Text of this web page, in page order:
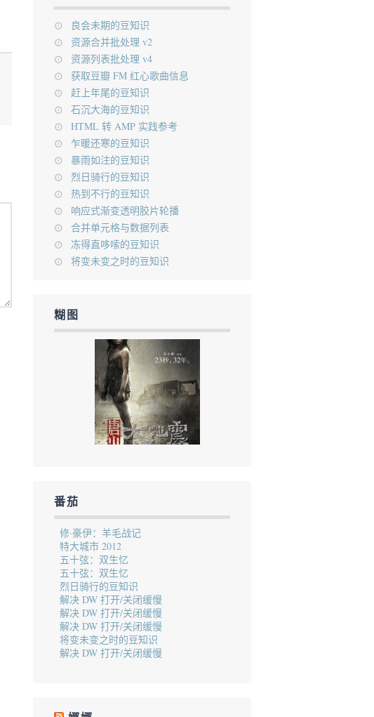
良会未期的豆知识
资源合并批处理 v2
资源列表批处理 v4
获取豆瓣 FM 红心歌曲信息
赶上年尾的豆知识
石沉大海的豆知识
HTML 转 AMP 实践参考
乍暖还寒的豆知识
暴雨如注的豆知识
烈日骑行的豆知识
热到不行的豆知识
响应式渐变透明胶片轮播
合并单元格与数据列表
冻得直哆嗦的豆知识
将变未变之时的豆知识
糊图
番茄
修·豪伊：羊毛战记
特大城市 2012
五十弦：双生忆
五十弦：双生忆
烈日骑行的豆知识
解决 DW 打开/关闭缓慢
解决 DW 打开/关闭缓慢
解决 DW 打开/关闭缓慢
将变未变之时的豆知识
解决 DW 打开/关闭缓慢